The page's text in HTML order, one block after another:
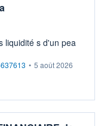
liquidité s d'un pea
• 5 août 2026